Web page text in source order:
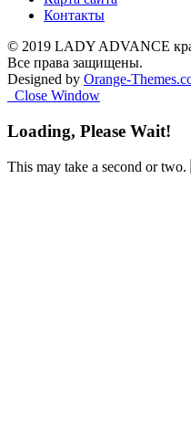
Контакты
© 2019 LADY ADVANCE
Все права защищены.
Designed by Orange-
Close Window
Loading, Please Wait!
This may take a second or two.